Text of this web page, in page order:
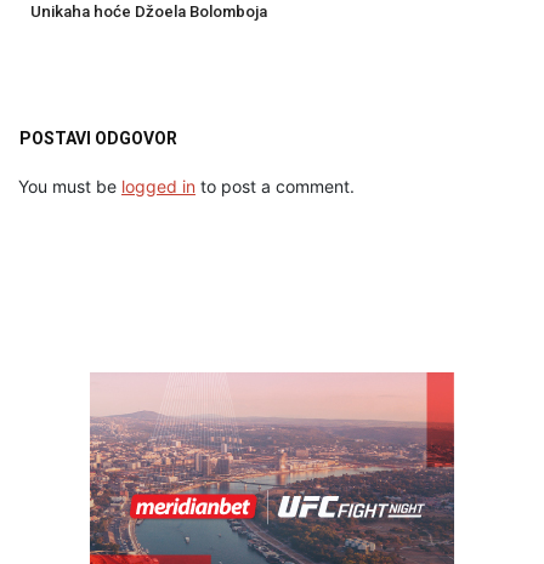
Unikaha hoće Džoela Bolomboja
POSTAVI ODGOVOR
You must be logged in to post a comment.